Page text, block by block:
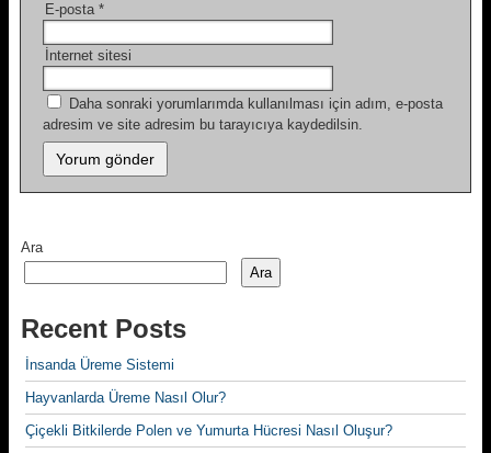
E-posta *
İnternet sitesi
Daha sonraki yorumlarımda kullanılması için adım, e-posta
adresim ve site adresim bu tarayıcıya kaydedilsin.
Ara
Ara
Recent Posts
İnsanda Üreme Sistemi
Hayvanlarda Üreme Nasıl Olur?
Çiçekli Bitkilerde Polen ve Yumurta Hücresi Nasıl Oluşur?